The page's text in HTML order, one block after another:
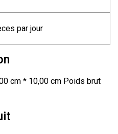
par jour
cm * 10,00 cm Poids brut